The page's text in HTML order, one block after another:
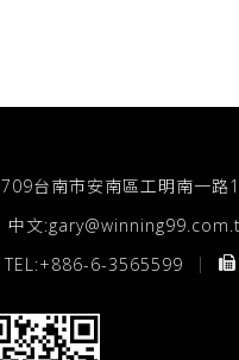
709台南市安南區工明南一路
中文:
TEL:+886-6-3565599